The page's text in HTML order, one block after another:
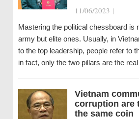
11/06/2023 |
Mastering the political chessboard is
army but elite ones. Usually, in
to the top leadership, people refer to
in fact, only the two pillars are the
Vietnam
corruption are
the same coin